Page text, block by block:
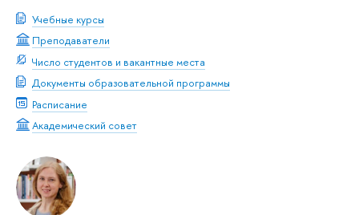
Учебные курсы
Преподаватели
Число студентов и вакантные места
Документы образовательной программы
Расписание
Академический совет